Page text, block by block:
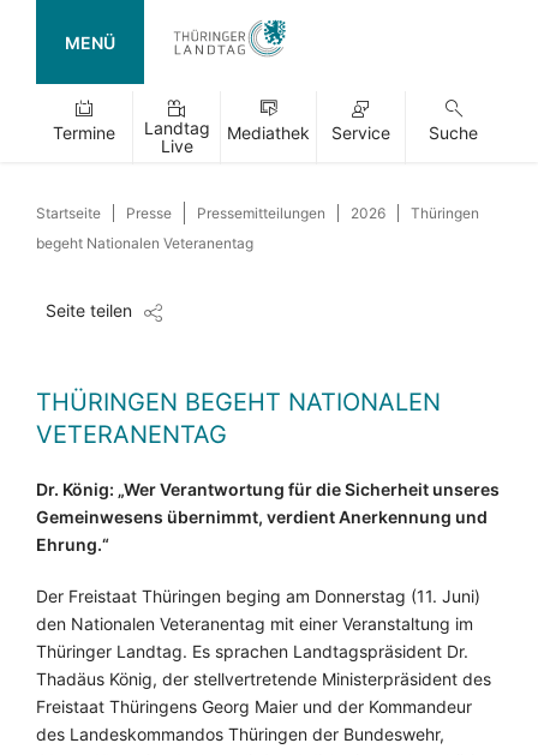
MENÜ
Termine
Landtag
Live
Mediathek Service Suche
Startseite Presse Pressemitteilungen 2026
Thüringen
begeht Nationalen Veteranentag
Seite teilen
THÜRINGEN BEGEHT NATIONALEN
VETERANENTAG
Dr. König: „Wer Verantwortung für die Sicherheit unseres
Gemeinwesens übernimmt, verdient Anerkennung und
Ehrung.“
Der Freistaat Thüringen beging am Donnerstag (11. Juni)
den Nationalen Veteranentag mit einer Veranstaltung im
Thüringer Landtag. Es sprachen Landtagspräsident Dr.
Thadäus König, der stellvertretende Ministerpräsident des
Freistaat Thüringens Georg Maier und der Kommandeur
des Landeskommandos Thüringen der Bundeswehr,